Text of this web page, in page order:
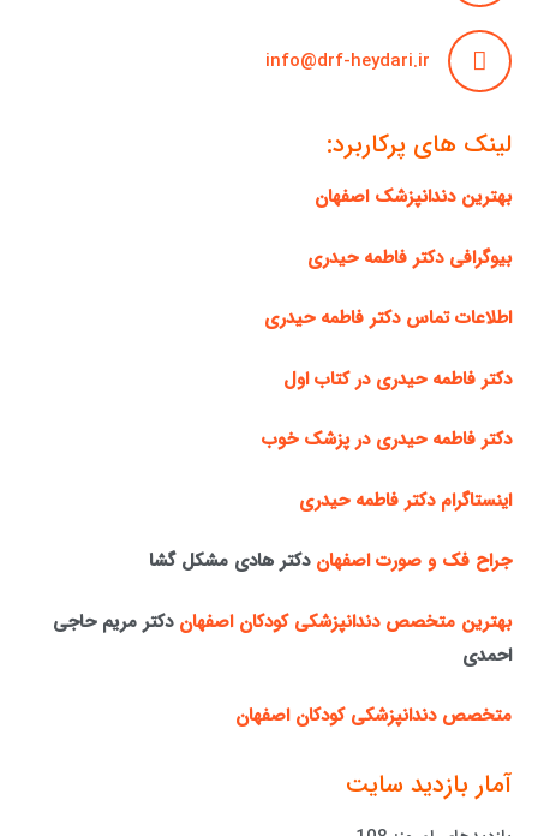
info@drf-heydari.ir
لینک های پرکاربرد:
بهترین دندانپزشک اصفهان
بیوگرافی دکتر فاطمه حیدری
اطلاعات تماس دکتر فاطمه حیدری
دکتر فاطمه حیدری در کتاب اول
دکتر فاطمه حیدری در پزشک خوب
اینستاگرام دکتر فاطمه حیدری
جراح فک و صورت اصفهان دکتر هادی مشکل گشا
بهترین متخصص دندانپزشکی کودکان اصفهان دکتر مریم حاجی
احمدی
متخصص دندانپزشکی کودکان اصفهان
آمار بازدید سایت